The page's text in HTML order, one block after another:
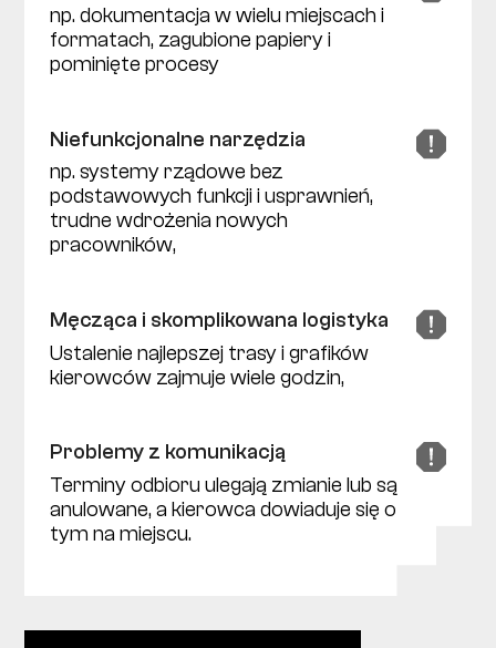
np. dokumentacja w wielu miejscach i
formatach, zagubione papiery i
pominięte procesy
Niefunkcjonalne narzędzia
np. systemy rządowe bez
podstawowych funkcji i usprawnień,
trudne wdrożenia nowych
pracowników,
Męcząca i skomplikowana logistyka
Ustalenie najlepszej trasy i grafików
kierowców zajmuje wiele godzin,
Problemy z komunikacją
Terminy odbioru ulegają zmianie lub są
anulowane, a kierowca dowiaduje się o
tym na miejscu.